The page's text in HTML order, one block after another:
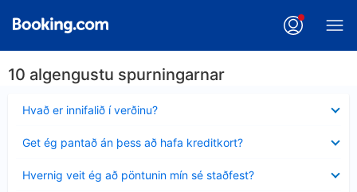
10 algengustu spurningarnar
Hvað er innifalið í verðinu?
sýnt
Get ég pantað án þess að hafa kreditkort?
sýnt
Hvernig veit ég að pöntunin mín sé staðfest?
sýnt